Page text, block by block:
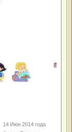
#
14 Июн 2014 года